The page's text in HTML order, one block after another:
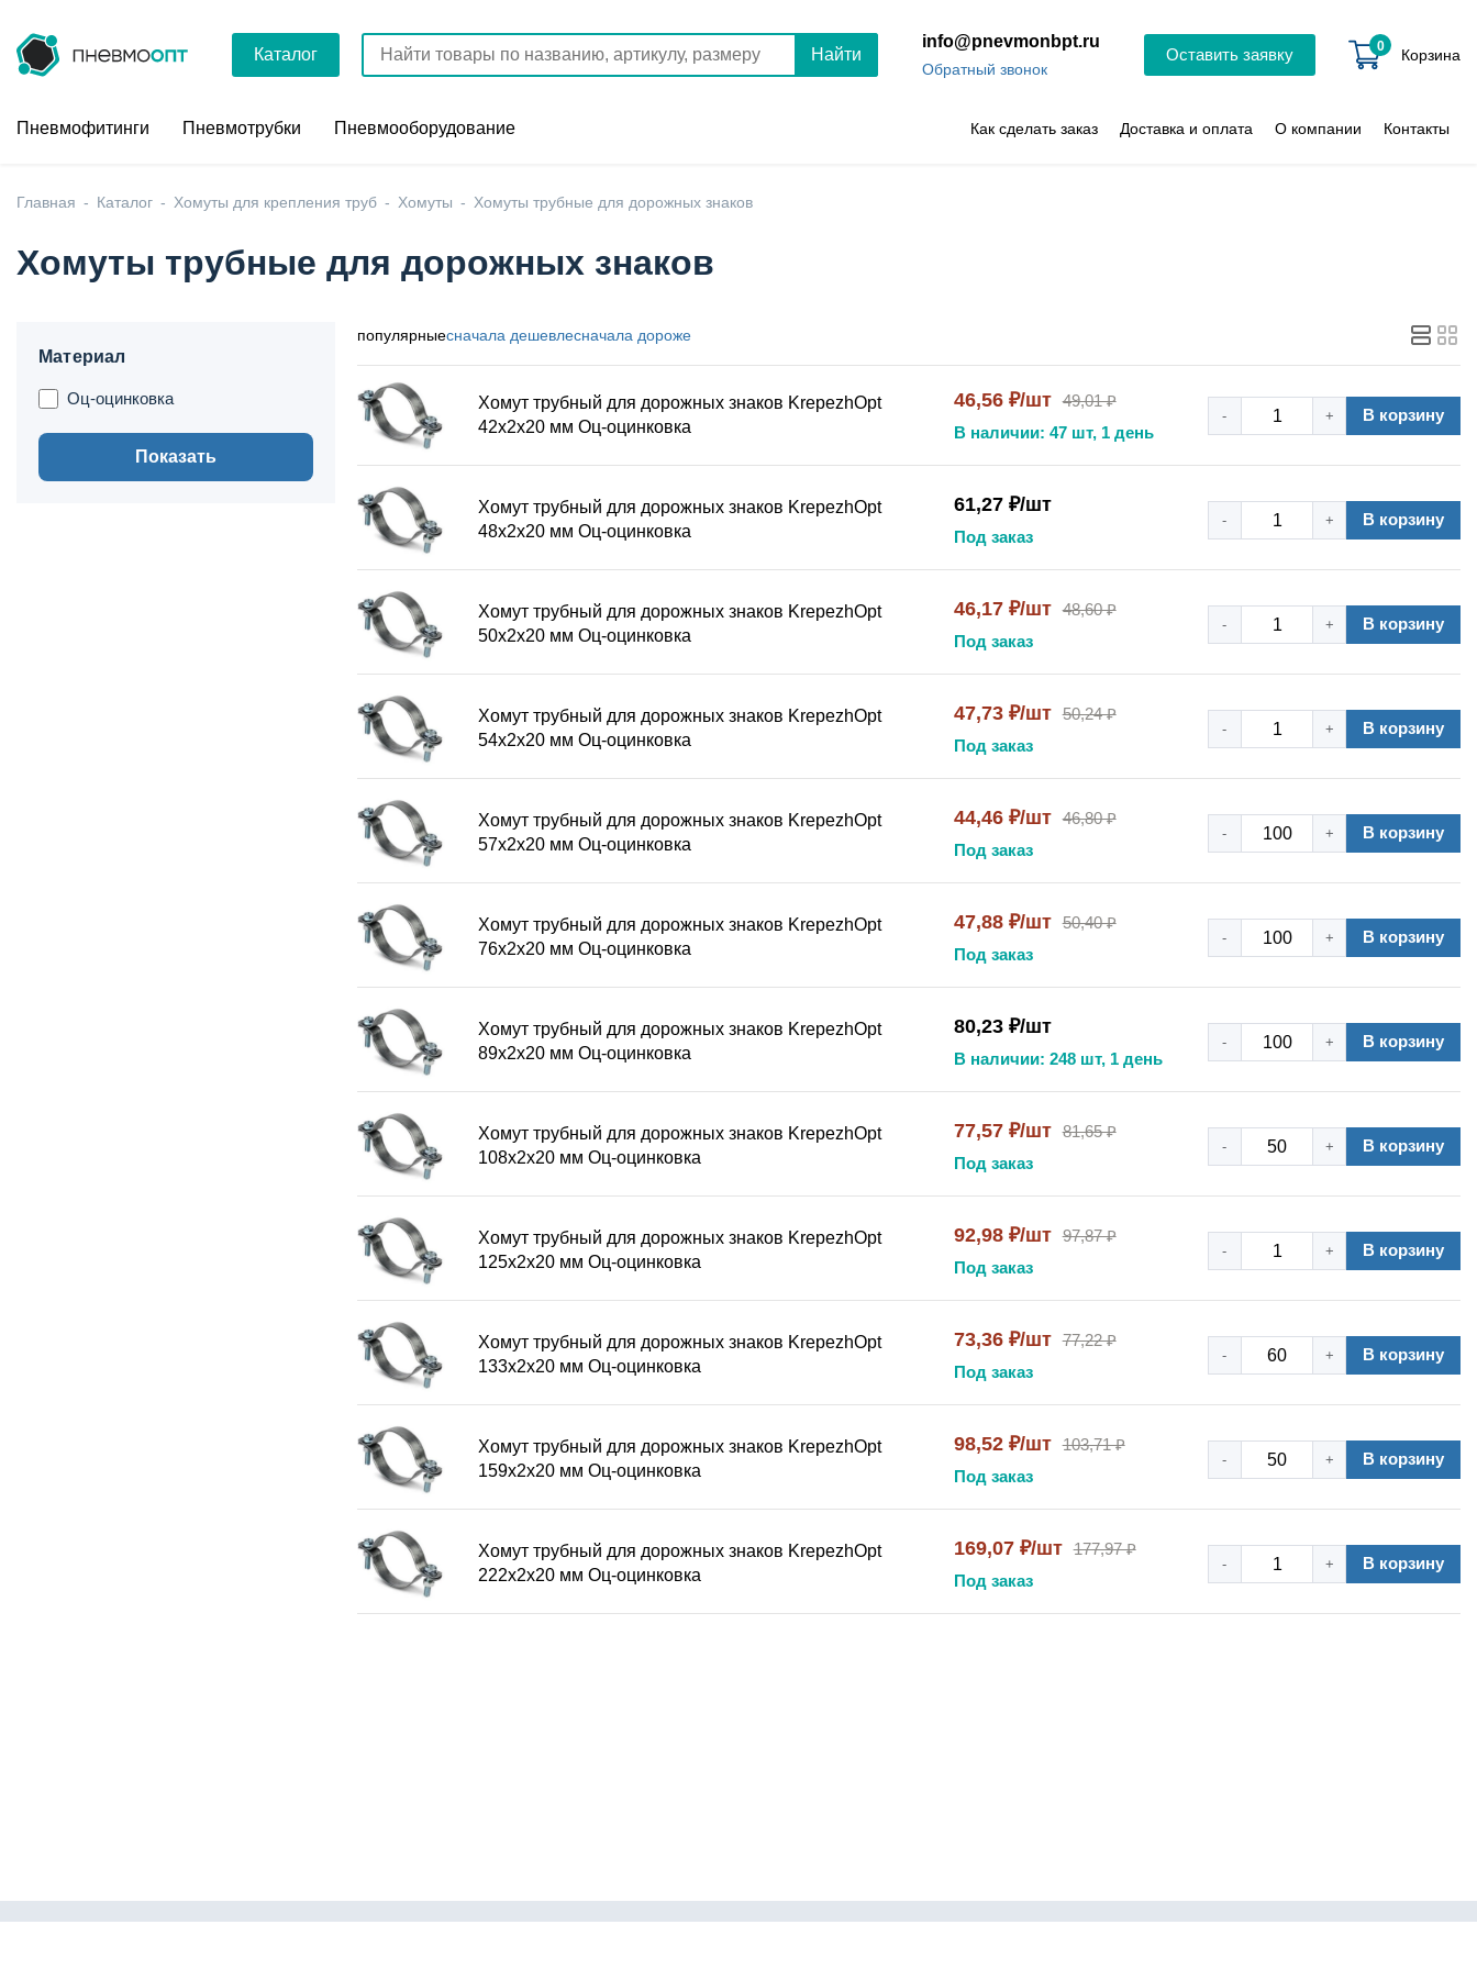
Каталог Найти
info@pnevmonbpt.ru
Обратный звонок
Оставить заявку 0 Корзина
Пневмофитинги Пневмотрубки Пневмооборудование Как сделать заказ Доставка и оплата О компании Контакты
Главная Каталог Хомуты для крепления труб Хомуты Хомуты трубные для дорожных знаков
Хомуты трубные для дорожных знаков
Материал
Оц-оцинковка
Показать
популярныесначала дешевлесначала дороже
Хомут трубный для дорожных знаков KrepezhOpt
42x2x20 мм Оц-оцинковка
46,56 ₽/шт 49,01 ₽
В наличии: 47 шт, 1 день
- + В корзину
Хомут трубный для дорожных знаков KrepezhOpt
48x2x20 мм Оц-оцинковка
61,27 ₽/шт
Под заказ
- + В корзину
Хомут трубный для дорожных знаков KrepezhOpt
50x2x20 мм Оц-оцинковка
46,17 ₽/шт 48,60 ₽
Под заказ
- + В корзину
Хомут трубный для дорожных знаков KrepezhOpt
54x2x20 мм Оц-оцинковка
47,73 ₽/шт 50,24 ₽
Под заказ
- + В корзину
Хомут трубный для дорожных знаков KrepezhOpt
57x2x20 мм Оц-оцинковка
44,46 ₽/шт 46,80 ₽
Под заказ
- + В корзину
Хомут трубный для дорожных знаков KrepezhOpt
76x2x20 мм Оц-оцинковка
47,88 ₽/шт 50,40 ₽
Под заказ
- + В корзину
Хомут трубный для дорожных знаков KrepezhOpt
89x2x20 мм Оц-оцинковка
80,23 ₽/шт
В наличии: 248 шт, 1 день
- + В корзину
Хомут трубный для дорожных знаков KrepezhOpt
108x2x20 мм Оц-оцинковка
77,57 ₽/шт 81,65 ₽
Под заказ
- + В корзину
Хомут трубный для дорожных знаков KrepezhOpt
125x2x20 мм Оц-оцинковка
92,98 ₽/шт 97,87 ₽
Под заказ
- + В корзину
Хомут трубный для дорожных знаков KrepezhOpt
133x2x20 мм Оц-оцинковка
73,36 ₽/шт 77,22 ₽
Под заказ
- + В корзину
Хомут трубный для дорожных знаков KrepezhOpt
159x2x20 мм Оц-оцинковка
98,52 ₽/шт 103,71 ₽
Под заказ
- + В корзину
Хомут трубный для дорожных знаков KrepezhOpt
222x2x20 мм Оц-оцинковка
169,07 ₽/шт 177,97 ₽
Под заказ
- + В корзину